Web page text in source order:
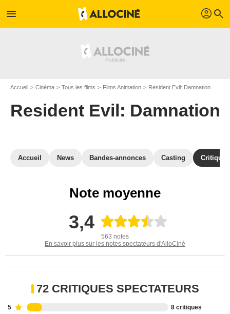
menu profil search
Accueil Cinéma Tous les films Films Animation Resident Evil: Damnation
Resident Evil: Damnation
Accueil News Bandes-annonces Casting
Note moyenne
3,4
563 notes
En savoir plus sur les notes spectateurs d'AlloCiné
72 CRITIQUES SPECTATEURS
5 8 critiques